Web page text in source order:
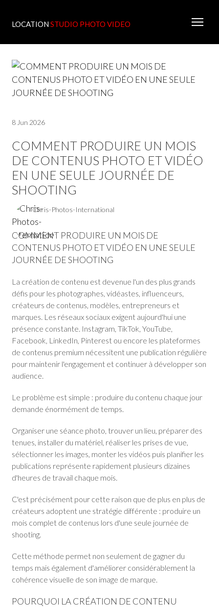
LOCATIONSTUDIO PHOTO VIDEO
8 Jun 2026
COMMENT PRODUIRE UN MOIS
DE CONTENUS PHOTO ET VIDÉO
EN UNE SEULE JOURNÉE DE
SHOOTING
Chris-Photos-International
COMMENT PRODUIRE UN MOIS DE
CONTENUS PHOTO ET VIDÉO EN UNE SEULE
JOURNÉE DE SHOOTING
La création de contenu est devenue l'un des plus grands
défis pour les photographes, vidéastes, influenceurs,
créateurs de contenus, modèles, entrepreneurs et
marques. Les réseaux sociaux exigent aujourd'hui une
présence constante. Instagram, TikTok, YouTube,
Facebook, LinkedIn, Pinterest ou encore les plateformes
de contenus premium nécessitent une publication régulière
pour maintenir l'engagement et continuer à développer son
audience.
Le problème est simple : produire du contenu chaque jour
demande énormément de temps.
Organiser une séance photo, trouver un lieu, préparer des
tenues, installer du matériel, réaliser les prises de vue,
sélectionner les images, monter les vidéos puis planifier les
publications représente rapidement plusieurs dizaines
d'heures de travail chaque mois.
C'est précisément pour cette raison que de plus en plus de
créateurs adoptent une stratégie différente : produire un
mois complet de contenus lors d'une seule journée de
shooting.
Cette méthode permet non seulement de gagner du
temps mais également d'améliorer considérablement la
cohérence visuelle de son image de marque.
POURQUOI LA CRÉATION DE CONTENU